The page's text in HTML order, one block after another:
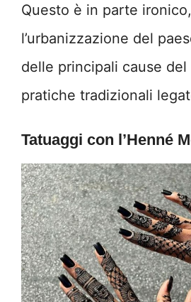
Questo è in parte
l’urbanizzazione del
delle principali cause
pratiche tradizionali
Tatuaggi con l’Henné